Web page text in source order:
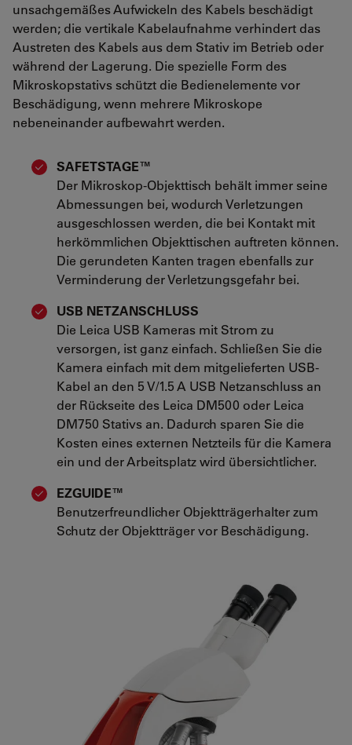
unsachgemäßes Aufwickeln des Kabels beschädigt
werden; die vertikale Kabelaufnahme verhindert das
Austreten des Kabels aus dem Stativ im Betrieb oder
während der Lagerung. Die spezielle Form des
Mikroskopstativs schützt die Bedienelemente vor
Beschädigung, wenn mehrere Mikroskope
nebeneinander aufbewahrt werden.
SAFETSTAGE™
Der Mikroskop-Objekttisch behält immer seine
Abmessungen bei, wodurch Verletzungen
ausgeschlossen werden, die bei Kontakt mit
herkömmlichen Objekttischen auftreten können.
Die gerundeten Kanten tragen ebenfalls zur
Verminderung der Verletzungsgefahr bei.
USB NETZANSCHLUSS
Die Leica USB Kameras mit Strom zu
versorgen, ist ganz einfach. Schließen Sie die
Kamera einfach mit dem mitgelieferten USB-
Kabel an den 5 V/1.5 A USB Netzanschluss an
der Rückseite des Leica DM500 oder Leica
DM750 Stativs an. Dadurch sparen Sie die
Kosten eines externen Netzteils für die Kamera
ein und der Arbeitsplatz wird übersichtlicher.
EZGUIDE™
Benutzerfreundlicher Objektträgerhalter zum
Schutz der Objektträger vor Beschädigung.